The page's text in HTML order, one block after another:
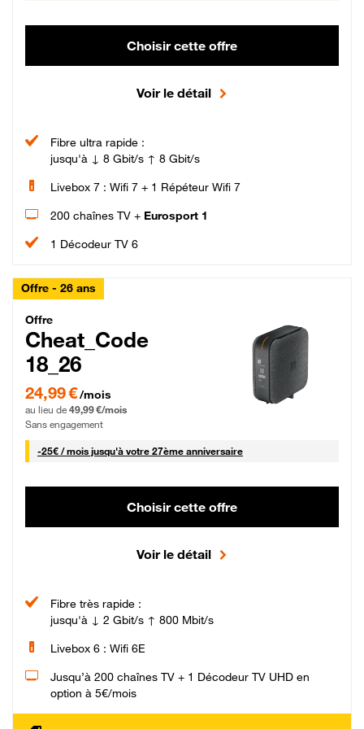
Choisir cette offre
Voir le détail
Fibre ultra rapide :
jusqu'à ↓ 8 Gbit/s ↑ 8 Gbit/s
Livebox 7 : Wifi 7 + 1 Répéteur Wifi 7
200 chaînes TV + Eurosport 1
1 Décodeur TV 6
Offre - 26 ans
Cheat_Code Fibre_18_26
Offre
Cheat_Code
18_26
24,99 € par mois pendant 0 mois puis 49,99 € par mois, Sans engagement
24,99 €/mois
au lieu de 49,99 €/mois
Sans engagement
-25€ / mois25 € par mois
jusqu'à votre 27ème anniversaire
Choisir cette offre
Voir le détail
Fibre très rapide :
jusqu'à ↓ 2 Gbit/s ↑ 800 Mbit/s
Livebox 6 : Wifi 6E
Jusqu’à 200 chaînes TV + 1 Décodeur TV UHD en
option à 5€/mois